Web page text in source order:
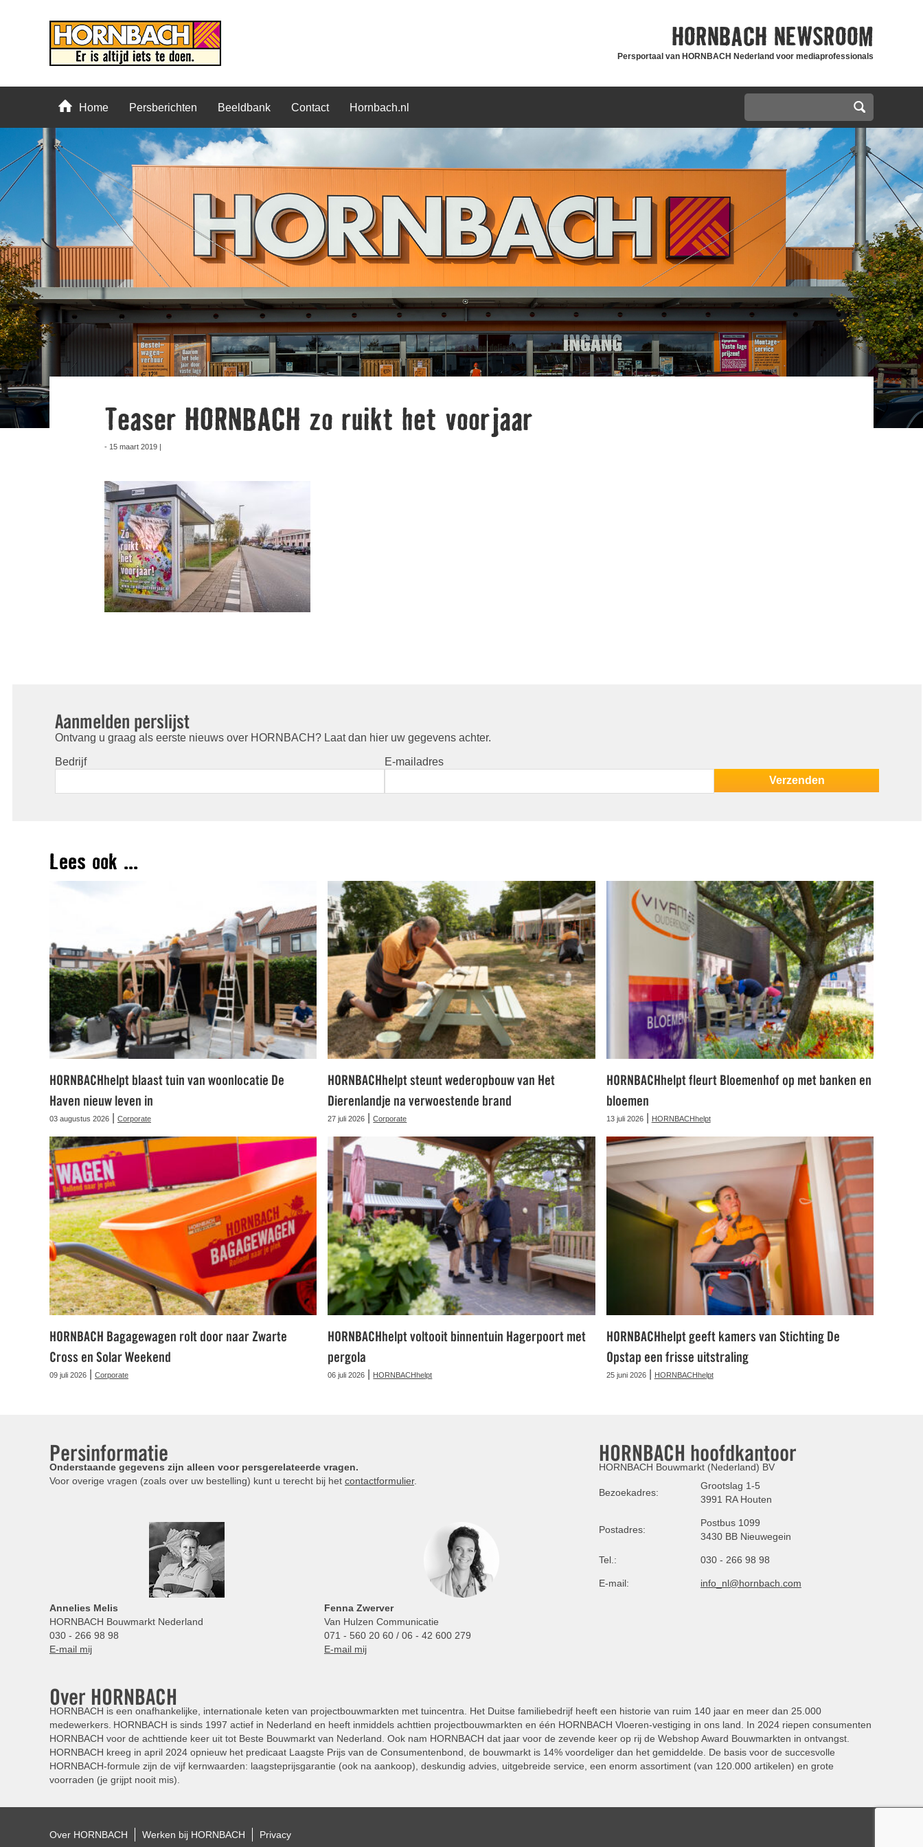
HORNBACH NEWSROOM
Persportaal van HORNBACH Nederland voor mediaprofessionals
Home Persberichten Beeldbank Contact Hornbach.nl
Teaser HORNBACH zo ruikt het voorjaar
- 15 maart 2019 |
Aanmelden perslijst
Ontvang u graag als eerste nieuws over HORNBACH? Laat dan hier uw gegevens achter.
Bedrijf E-mailadres
Lees ook ...
HORNBACHhelpt blaast tuin van woonlocatie De
Haven nieuw leven in
03 augustus 2026 Corporate
HORNBACHhelpt steunt wederopbouw van Het
Dierenlandje na verwoestende brand
27 juli 2026 |Corporate
HORNBACHhelpt fleurt Bloemenhof op met banken en
bloemen
13 juli 2026| HORNBACHhelpt
HORNBACH Bagagewagen rolt door naar Zwarte
Cross en Solar Weekend
09 juli 2026 Corporate
HORNBACHhelpt voltooit binnentuin Hagerpoort met
pergola
06 juli 2026 HORNBACHhelpt
HORNBACHhelpt geeft kamers van Stichting De
Opstap een frisse uitstraling
25 juni 2026| HORNBACHhelpt
Persinformatie
Onderstaande gegevens zijn alleen voor persgerelateerde vragen.
Voor overige vragen (zoals over uw bestelling) kunt u terecht bij het contactformulier.
Annelies Melis
HORNBACH Bouwmarkt Nederland
030 - 266 98 98
E-mail mij
Fenna Zwerver
Van Hulzen Communicatie
071 - 560 20 60 / 06 - 42 600 279
E-mail mij
HORNBACH hoofdkantoor
HORNBACH Bouwmarkt (Nederland) BV
Bezoekadres:
Grootslag 1-5
3991 RA Houten
Postadres:
Postbus 1099
3430 BB Nieuwegein
Tel.: 030 - 266 98 98
E-mail: info_nl@hornbach.com
Over HORNBACH
HORNBACH is een onafhankelijke, internationale keten van projectbouwmarkten met tuincentra. Het Duitse familiebedrijf heeft een historie van ruim 140 jaar en meer dan 25.000
medewerkers. HORNBACH is sinds 1997 actief in Nederland en heeft inmiddels achttien projectbouwmarkten en één HORNBACH Vloeren-vestiging in ons land. In 2024 riepen consumenten
HORNBACH voor de achttiende keer uit tot Beste Bouwmarkt van Nederland. Ook nam HORNBACH dat jaar voor de zevende keer op rij de Webshop Award Bouwmarkten in ontvangst.
HORNBACH kreeg in april 2024 opnieuw het predicaat Laagste Prijs van de Consumentenbond, de bouwmarkt is 14% voordeliger dan het gemiddelde. De basis voor de succesvolle
HORNBACH-formule zijn de vijf kernwaarden: laagsteprijsgarantie (ook na aankoop), deskundig advies, uitgebreide service, een enorm assortiment (van 120.000 artikelen) en grote
voorraden (je grijpt nooit mis).
Over HORNBACH Werken bij HORNBACH Privacy